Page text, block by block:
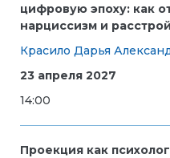
цифровую эпоху: как
нарциссизм и
Красило Дарья
23 апреля 2027
14:00
Проекция как